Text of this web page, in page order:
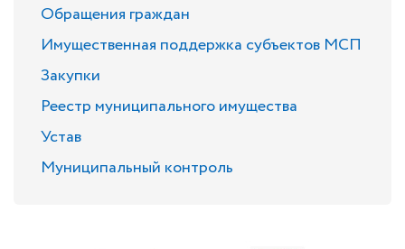
Обращения граждан
Имущественная поддержка субъектов МСП
Закупки
Реестр муниципального имущества
Устав
Муниципальный контроль